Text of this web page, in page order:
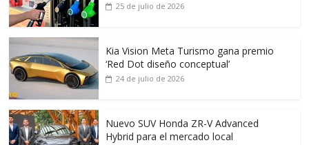
25 de julio de 2026
Kia Vision Meta Turismo gana premio
‘Red Dot diseño conceptual’
24 de julio de 2026
Nuevo SUV Honda ZR-V Advanced
Hybrid para el mercado local